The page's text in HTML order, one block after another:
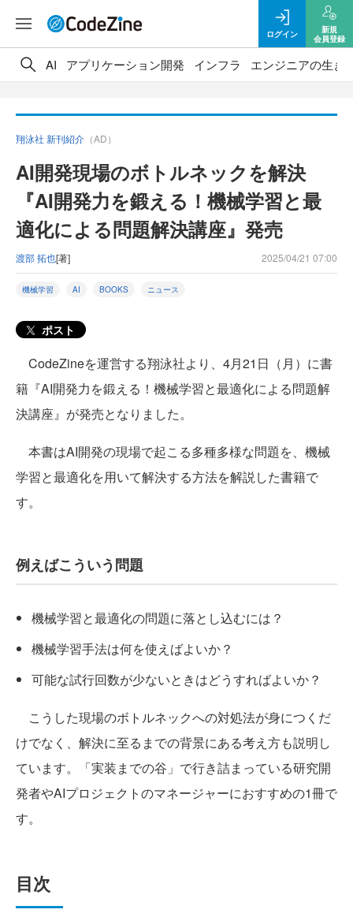
ログイン
新規
会員登録
AI アプリケーション開発 インフラ エンジニアの生き
翔泳社 新刊紹介 （AD）
AI開発現場のボトルネックを解決
『AI開発力を鍛える！機械学習と最
適化による問題解決講座』発売
渡部 拓也[著] 2025/04/21 07:00
機械学習 AI BOOKS ニュース
ポスト
CodeZineを運営する翔泳社より、4月21日（月）に書
籍『AI開発力を鍛える！機械学習と最適化による問題解
決講座』が発売となりました。
本書はAI開発の現場で起こる多種多様な問題を、機械
学習と最適化を用いて解決する方法を解説した書籍で
す。
例えばこういう問題
機械学習と最適化の問題に落とし込むには？
機械学習手法は何を使えばよいか？
可能な試行回数が少ないときはどうすればよいか？
こうした現場のボトルネックへの対処法が身につくだ
けでなく、解決に至るまでの背景にある考え方も説明し
ています。「実装までの谷」で行き詰まっている研究開
発者やAIプロジェクトのマネージャーにおすすめの1冊で
す。
目次